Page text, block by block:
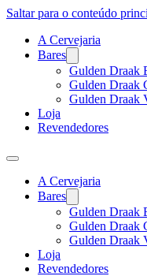
Saltar para o conteúdo
A Cervejaria
Bares
Gulden Draak
Gulden Draak
Gulden Draak
Loja
Revendedores
A Cervejaria
Bares
Gulden Draak
Gulden Draak
Gulden Draak
Loja
Revendedores